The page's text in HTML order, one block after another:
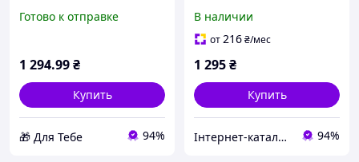
Готово к отправке
1 294.99₴
Купить
🎁 Для Тебе 94%
В наличии
от216₴/мес
1 295₴
Купить
Інтернет-каталог знижок "MODNO" 94%